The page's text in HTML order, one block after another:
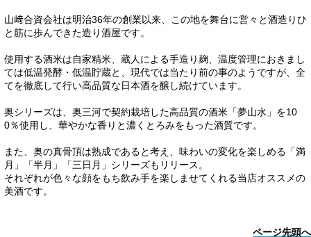
山﨑合資会社は明治36年の創業以来、この地を舞台に営々と酒造りひ
と筋に歩んできた造り酒屋です。
使用する酒米は自家精米、蔵人による手造り麹、温度管理におきまし
ては低温発酵・低温貯蔵と、現代では当たり前の事のようですが、全
てを徹底して行い高品質な日本酒を醸し続けています。
奥シリーズは、奥三河で契約栽培した高品質の酒米「夢山水」を10
0％使用し、華やかな香りと濃くとろみをもった酒質です。
また、奥の真骨頂は熟成であると考え、味わいの変化を楽しめる「満
月」「半月」「三日月」シリーズもリリース。
それぞれが色々な顔をもち飲み手を楽しませてくれる当店オススメの
美酒です。
ページ先頭へ